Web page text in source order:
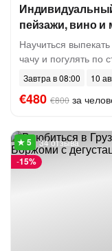
пейзажи, вино и
Научиться
чачу и погулять по
Завтра в 08:00 10
€480 €800 за
-15%
34 отзыва